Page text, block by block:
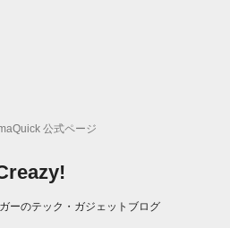
公式ページ
ーのテック・ガジェットブログ